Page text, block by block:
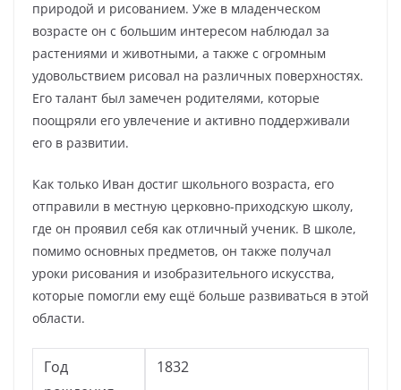
природой и рисованием. Уже в младенческом
возрасте он с большим интересом наблюдал за
растениями и животными, а также с огромным
удовольствием рисовал на различных поверхностях.
Его талант был замечен родителями, которые
поощряли его увлечение и активно поддерживали
его в развитии.
Как только Иван достиг школьного возраста, его
отправили в местную церковно-приходскую школу,
где он проявил себя как отличный ученик. В школе,
помимо основных предметов, он также получал
уроки рисования и изобразительного искусства,
которые помогли ему ещё больше развиваться в этой
области.
Год
1832